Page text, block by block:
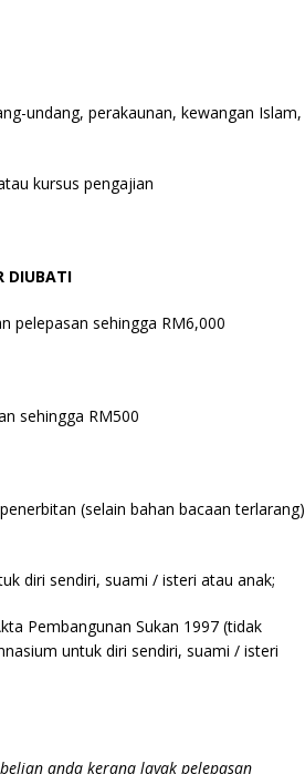
undang, perakaunan, kewangan Islam,
kursus pengajian
DIUBATI
pelepasan sehingga RM6,000
sehingga RM500
(selain bahan bacaan terlarang)
diri sendiri, suami / isteri atau anak;
Pembangunan Sukan 1997 (tidak
untuk diri sendiri, suami / isteri
anda kerana layak pelepasan